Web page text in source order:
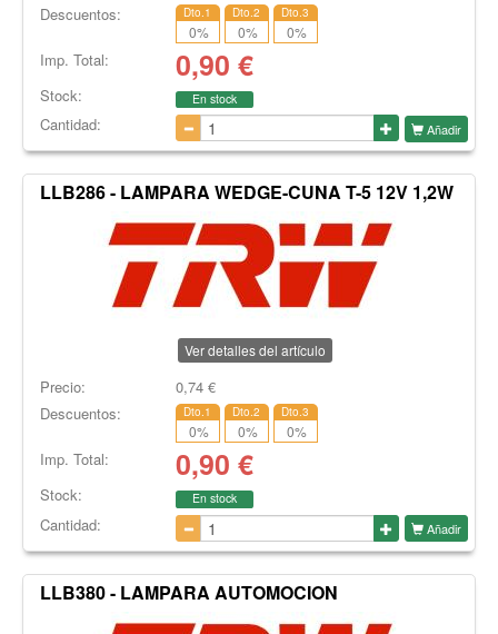
Descuentos:
Dto.1
0%
Dto.2
0%
Dto.3
0%
Imp. Total: 0,90 €
Stock: En stock
Cantidad: Añadir
LLB286 - LAMPARA WEDGE-CUNA T-5 12V 1,2W
Ver detalles del artículo
Precio: 0,74€
Descuentos:
Dto.1
0%
Dto.2
0%
Dto.3
0%
Imp. Total: 0,90 €
Stock: En stock
Cantidad: Añadir
LLB380 - LAMPARA AUTOMOCION